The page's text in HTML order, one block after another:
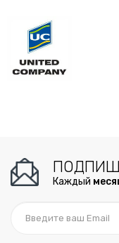
Каждый